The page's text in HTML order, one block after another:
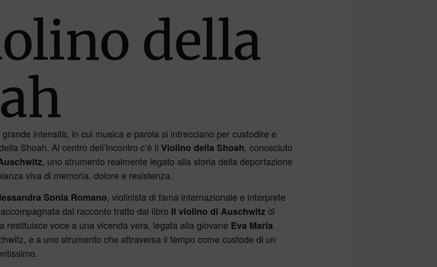
della
intensità, in cui musica e parola si intrecciano per custodire e
Shoah. Al centro dell’incontro c’è ilViolino della Shoah, conosciuto
, uno strumento realmente legato alla storia della deportazione
viva di memoria, dolore e resistenza.
Sonia Romano, violinista di fama internazionale e interprete
dal racconto tratto dal libro Il violino di Auschwitzdi
restituisce voce a una vicenda vera, legata alla giovane Eva Maria
e a uno strumento che attraversa il tempo come custode di un